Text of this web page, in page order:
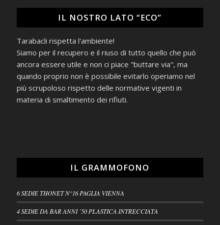
IL NOSTRO LATO “ECO”
Tarabacli rispetta l'ambiente!
Siamo per il recupero e il riuso di tutto quello che può
ancora essere utile e non ci piace "buttare via", ma
quando proprio non è possibile evitarlo operiamo nel
più scrupoloso rispetto delle normative vigenti in
materia di smaltimento dei rifiuti.
IL GRAMMOFONO
6 SEDIE THONET N°16 PAGLIA VIENNA
4 SEDIE DA BAR ANNI ’50 PLASTICA INTRECCIATA